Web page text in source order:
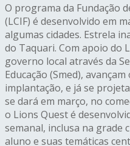
O programa da Fundação
(LCIF) é desenvolvido em
algumas cidades. Estrela
do Taquari. Com apoio do
governo local através da
Educação (Smed),
implantação, e já se
se dará em março, no
o Lions Quest é
semanal, inclusa na grade
aluno e suas temáticas